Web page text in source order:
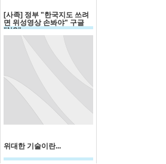
[사족] 정부 "한국지도 쓰려
면 위성영상 손봐야" 구글
"NO"
위대한 기술이란...